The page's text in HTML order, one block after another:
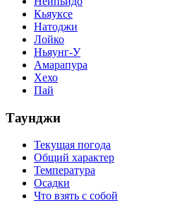
Кьяуксе
Натоджи
Лойко
Ньяунг-У
Амарапура
Хехо
Пай
Таунджи
Текущая погода
Общий характер
Температура
Осадки
Что взять с собой